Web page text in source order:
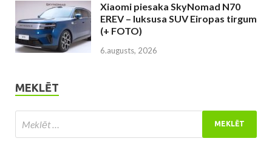
Xiaomi piesaka SkyNomad N70
EREV – luksusa SUV Eiropas tirgum
(+ FOTO)
6.augusts, 2026
MEKLĒT